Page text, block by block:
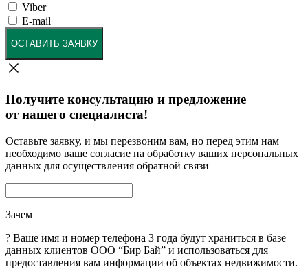
Viber
E-mail
ОСТАВИТЬ ЗАЯВКУ
Получите консультацию и предложение
от нашего специалиста!
Оставьте заявку, и мы перезвоним вам, но перед этим нам
необходимо ваше согласие на обработку ваших персональных
данных для осуществления обратной связи
Зачем
? Ваше имя и номер телефона 3 года будут храниться в базе
данных клиентов ООО “Бир Бай” и использоваться для
предоставления вам информации об объектах недвижимости.